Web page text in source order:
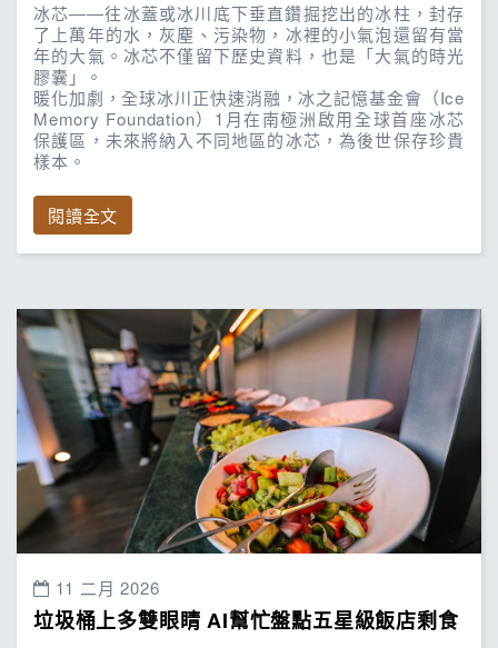
冰芯——往冰蓋或冰川底下垂直鑽掘挖出的冰柱，封存
了上萬年的水，灰塵、污染物，冰裡的小氣泡還留有當
年的大氣。冰芯不僅留下歷史資料，也是「大氣的時光
膠囊」。
暖化加劇，全球冰川正快速消融，冰之記憶基金會（Ice
Memory Foundation）1月在南極洲啟用全球首座冰芯
保護區，未來將納入不同地區的冰芯，為後世保存珍貴
樣本。
閱讀全文
11 二月 2026
垃圾桶上多雙眼睛 AI幫忙盤點五星級飯店剩食